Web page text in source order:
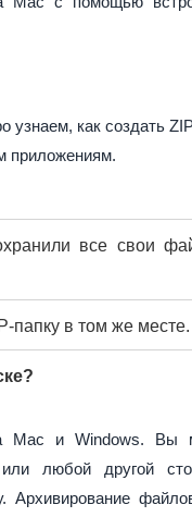
узнаем, как создать
приложениям.
все свои
папку в том же месте.
Mac и Windows. Вы
любой другой
Архивирование